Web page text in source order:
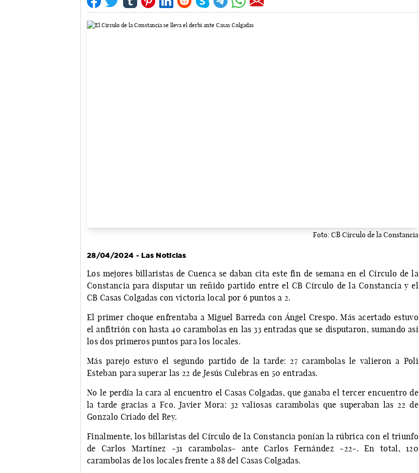
Foto: CB Círculo de la Constancia
28/04/2024 - Las Noticias
Los mejores billaristas de Cuenca se daban cita este fin de semana en el Círculo de la
Constancia para disputar un reñido partido entre el CB Círculo de la Constancia y el
CB Casas Colgadas con victoria local por 6 puntos a 2.
El primer choque enfrentaba a Miguel Barreda con Ángel Crespo. Más acertado estuvo
el anfitrión con hasta 40 carambolas en las 33 entradas que se disputaron, sumando así
los dos primeros puntos para los locales.
Más parejo estuvo el segundo partido de la tarde: 27 carambolas le valieron a Poli
Esteban para superar las 22 de Jesús Culebras en 50 entradas.
No le perdía la cara al encuentro el Casas Colgadas, que ganaba el tercer encuentro de
la tarde gracias a Fco. Javier Mora: 32 valiosas carambolas que superaban las 22 de
Gonzalo Criado del Rey.
Finalmente, los billaristas del Círculo de la Constancia ponían la rúbrica con el triunfo
de Carlos Martínez -31 carambolas- ante Carlos Fernández -22-. En total, 120
carambolas de los locales frente a 88 del Casas Colgadas.